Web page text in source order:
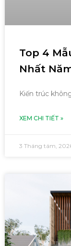
Top 4
Nhất
Kiến trúc
XEM CHI TIẾT »
3 Tháng tám,